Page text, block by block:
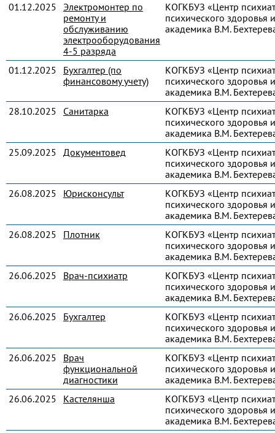
01.12.2025 Электромонтер по
ремонту и
обслуживанию
электрооборудования
4-5 разряда
КОГКБУЗ «Центр
психического здоровья
академика В.М.
01.12.2025
Бухгалтер (по
финансовому учету)
КОГКБУЗ «Центр
психического здоровья
академика В.М.
28.10.2025
Санитарка
КОГКБУЗ «Центр
психического здоровья
академика В.М.
25.09.2025 Документовед
КОГКБУЗ «Центр
психического здоровья
академика В.М.
26.08.2025
Юрисконсульт
КОГКБУЗ «Центр
психического здоровья
академика В.М.
26.08.2025
Плотник
КОГКБУЗ «Центр
психического здоровья
академика В.М.
26.06.2025
Врач-психиатр
КОГКБУЗ «Центр
психического здоровья
академика В.М.
26.06.2025
Бухгалтер
КОГКБУЗ «Центр
психического здоровья
академика В.М.
26.06.2025
Врач
функциональной
диагностики
КОГКБУЗ «Центр
психического здоровья
академика В.М.
26.06.2025
Кастелянша
КОГКБУЗ «Центр
психического здоровья
академика В.М.